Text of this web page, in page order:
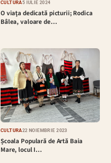
CULTURĂ5 IULIE 2024
O viaţa dedicată picturii; Rodica
Bâlea, valoare de…
CULTURĂ22 NOIEMBRIE 2023
Școala Populară de Artă Baia
Mare, locul I…